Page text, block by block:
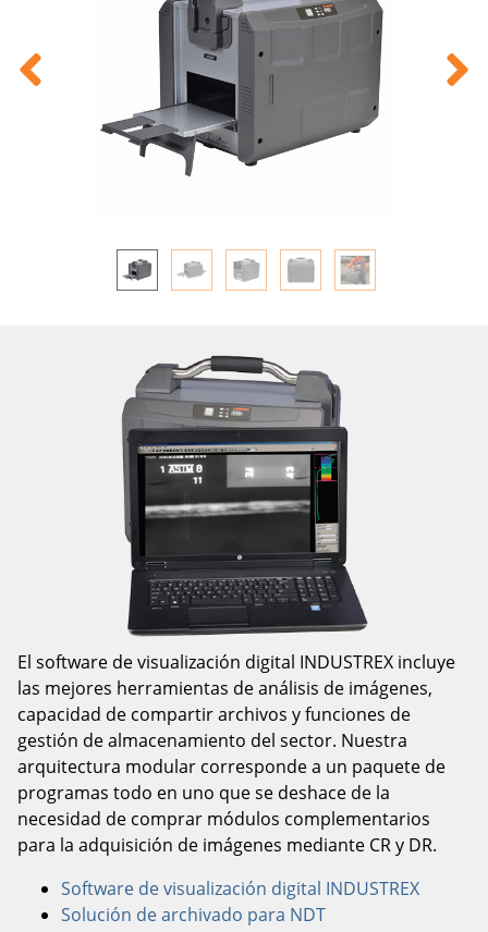
El software de visualización digital INDUSTREX incluye
las mejores herramientas de análisis de imágenes,
capacidad de compartir archivos y funciones de
gestión de almacenamiento del sector. Nuestra
arquitectura modular corresponde a un paquete de
programas todo en uno que se deshace de la
necesidad de comprar módulos complementarios
para la adquisición de imágenes mediante CR y DR.
Software de visualización digital INDUSTREX
Solución de archivado para NDT